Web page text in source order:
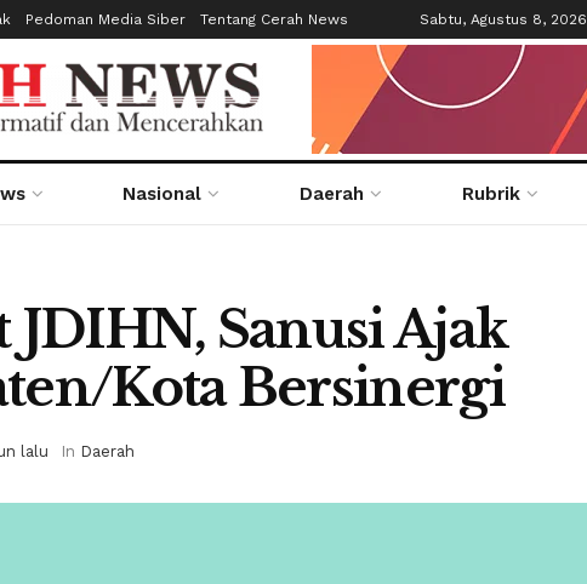
Pedoman Media Siber Tentang Cerah News Sabtu, Agustus 8, 2026
Nasional Daerah Rubrik
JDIHN, Sanusi Ajak
Kota Bersinergi
lalu In Daerah